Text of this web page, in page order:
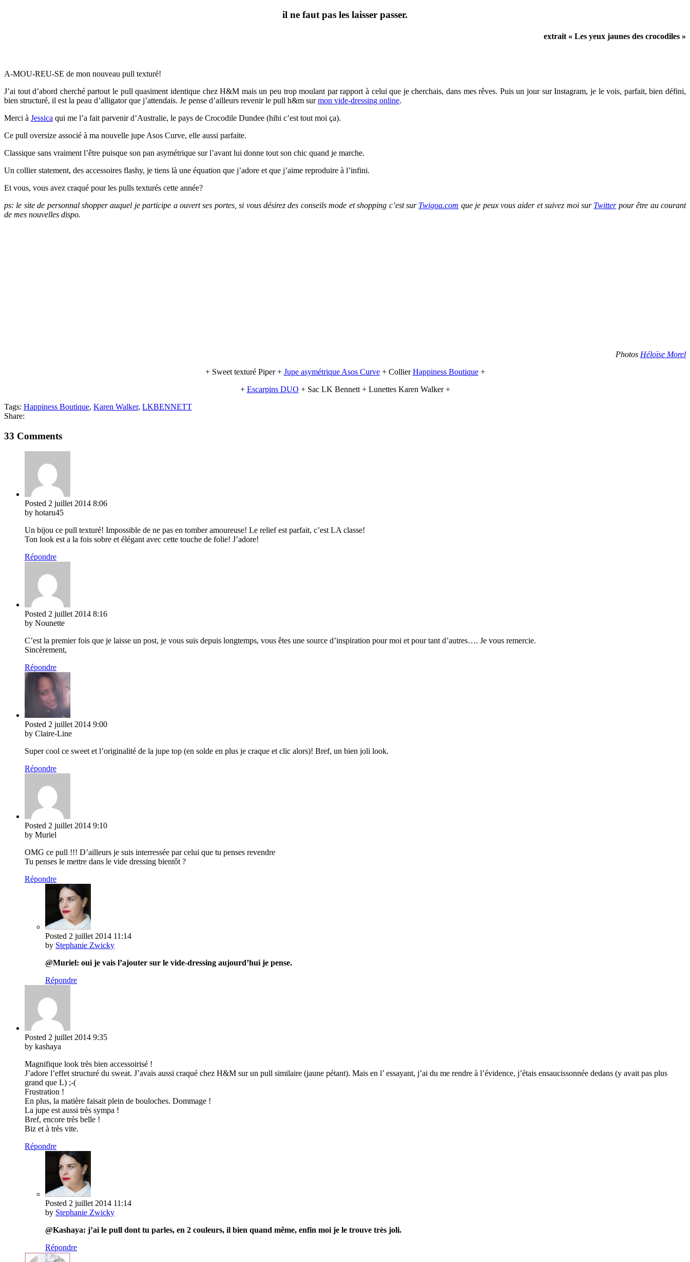
il ne faut pas les laisser passer.
extrait « Les yeux jaunes des crocodiles »
A-MOU-REU-SE de mon nouveau pull texturé!
J’ai tout d’abord cherché partout le pull quasiment identique chez H&M mais un peu trop moulant par rapport à celui que je cherchais, dans mes rêves. Puis un jour sur Instagram, je le vois, parfait, bien défini,
bien structuré, il est la peau d’alligator que j’attendais. Je pense d’ailleurs revenir le pull h&m surmon vide-dressing online.
Merci à Jessica qui me l’a fait parvenir d’Australie, le pays de Crocodile Dundee (hihi c’est tout moi ça).
Ce pull oversize associé à ma nouvelle jupe Asos Curve, elle aussi parfaite.
Classique sans vraiment l’être puisque son pan asymétrique sur l’avant lui donne tout son chic quand je marche.
Un collier statement, des accessoires flashy, je tiens là une équation que j’adore et que j’aime reproduire à l’infini.
Et vous, vous avez craqué pour les pulls texturés cette année?
ps: le site de personnal shopper auquel je participe a ouvert ses portes, si vous désirez des conseils mode et shopping c’est sur Twigoa.com que je peux vous aider et suivez moi sur Twitterpour être au courant
de mes nouvelles dispo.
Photos Héloïse Morel
+ Sweet texturé Piper + Jupe asymétrique Asos Curve+ CollierHappiness Boutique+
+ Escarpins DUO + Sac LK Bennett + Lunettes Karen Walker +
Tags: Happiness Boutique, Karen Walker, LKBENNETT
Share:
33 Comments
Posted 2 juillet 2014 8:06
by hotaru45
Un bijou ce pull texturé! Impossible de ne pas en tomber amoureuse! Le relief est parfait, c’est LA classe!
Ton look est a la fois sobre et élégant avec cette touche de folie! J’adore!
Répondre
Posted 2 juillet 2014 8:16
by Nounette
C’est la premier fois que je laisse un post, je vous suis depuis longtemps, vous êtes une source d’inspiration pour moi et pour tant d’autres…. Je vous remercie.
Sincèrement,
Répondre
Posted 2 juillet 2014 9:00
by Claire-Line
Super cool ce sweet et l’originalité de la jupe top (en solde en plus je craque et clic alors)! Bref, un bien joli look.
Répondre
Posted 2 juillet 2014 9:10
by Muriel
OMG ce pull !!! D’ailleurs je suis interressée par celui que tu penses revendre
Tu penses le mettre dans le vide dressing bientôt ?
Répondre
Posted 2 juillet 2014 11:14
by Stephanie Zwicky
@Muriel: oui je vais l’ajouter sur le vide-dressing aujourd’hui je pense.
Répondre
Posted 2 juillet 2014 9:35
by kashaya
Magnifique look très bien accessoirisé !
J’adore l’effet structuré du sweat. J’avais aussi craqué chez H&M sur un pull similaire (jaune pétant). Mais en l’ essayant, j’ai du me rendre à l’évidence, j’étais ensaucissonnée dedans (y avait pas plus
grand que L) ;-(
Frustration !
En plus, la matière faisait plein de bouloches. Dommage !
La jupe est aussi très sympa !
Bref, encore très belle !
Biz et à très vite.
Répondre
Posted 2 juillet 2014 11:14
by Stephanie Zwicky
@Kashaya: j’ai le pull dont tu parles, en 2 couleurs, il bien quand même, enfin moi je le trouve très joli.
Répondre